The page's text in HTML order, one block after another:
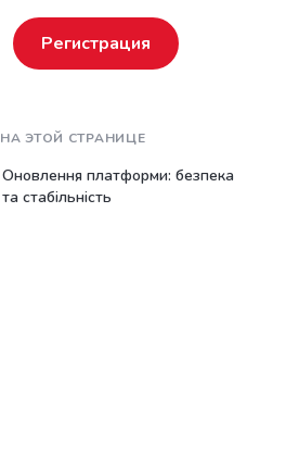
Регистрация
НА ЭТОЙ СТРАНИЦЕ
Оновлення платформи: безпека
та стабільність